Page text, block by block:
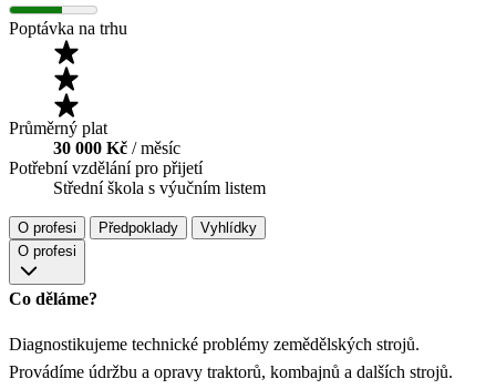
Poptávka na trhu
Průměrný plat
30 000 Kč / měsíc
Potřební vzdělání pro přijetí
Střední škola s výučním listem
O profesi Předpoklady
Vyhlídky
O profesi
Co děláme?
Diagnostikujeme technické problémy zemědělských strojů.
Provádíme údržbu a opravy traktorů, kombajnů a dalších strojů.